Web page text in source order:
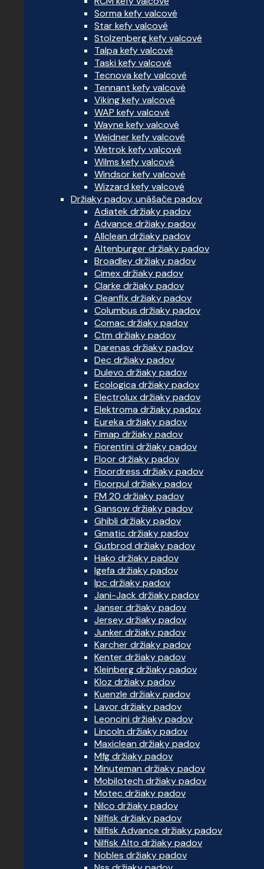
Sorma kefy valcové
Star kefy valcové
Stolzenberg kefy valcové
Talpa kefy valcové
Taski kefy valcové
Tecnova kefy valcové
Tennant kefy valcové
Viking kefy valcové
WAP kefy valcové
Wayne kefy valcové
Weidner kefy valcové
Wetrok kefy valcové
Wilms kefy valcové
Windsor kefy valcové
Wizzard kefy valcové
Držiaky padov, unášače padov
Adiatek držiaky padov
Advance držiaky padov
Allclean držiaky padov
Altenburger držiaky padov
Broadley držiaky padov
Cimex držiaky padov
Clarke držiaky padov
Cleanfix držiaky padov
Columbus držiaky padov
Comac držiaky padov
Ctm držiaky padov
Darenas držiaky padov
Dec držiaky padov
Dulevo držiaky padov
Ecologica držiaky padov
Electrolux držiaky padov
Elektroma držiaky padov
Eureka držiaky padov
Fimap držiaky padov
Fiorentini držiaky padov
Floor držiaky padov
Floordress držiaky padov
Floorpul držiaky padov
FM 20 držiaky padov
Gansow držiaky padov
Ghibli držiaky padov
Gmatic držiaky padov
Gutbrod držiaky padov
Hako držiaky padov
Igefa držiaky padov
Ipc držiaky padov
Jani-Jack držiaky padov
Janser držiaky padov
Jersey držiaky padov
Junker držiaky padov
Karcher držiaky padov
Kenter držiaky padov
Kleinberg držiaky padov
Kloz držiaky padov
Kuenzle držiaky padov
Lavor držiaky padov
Leoncini držiaky padov
Lincoln držiaky padov
Maxiclean držiaky padov
Mfg držiaky padov
Minuteman držiaky padov
Mobilotech držiaky padov
Motec držiaky padov
Nilco držiaky padov
Nilfisk držiaky padov
Nilfisk Advance držiaky padov
Nilfisk Alto držiaky padov
Nobles držiaky padov